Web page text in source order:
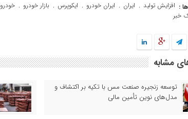
: افزایش تولید , ایران , ایران خودرو , ایکوپرس , بازار خودرو , خودرو
خبر
مشابه
توسعه زنجیره صنعت مس با تکیه بر اکتشاف و
مدل‌های نوین تأمین مالی